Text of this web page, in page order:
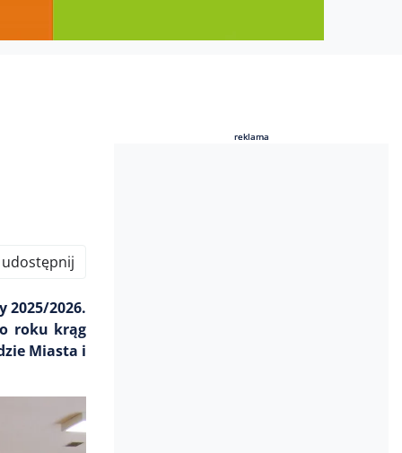
2025/2026.
roku krąg
Miasta i
reklama
reklama